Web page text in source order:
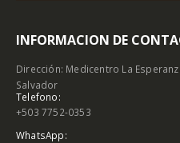
INFORMACION DE
Dirección: Medicentro La
Salvador
Telefono:
+503 7752-0353
WhatsApp: